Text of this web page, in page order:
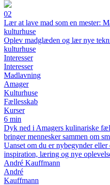
02
Lær at lave mad som en mester:
kulturhuse
Oplev madglæden og lær nye
kulturhuse
Interesser
Interesser
Madlavning
Amager
Kulturhuse
Fællesskab
Kurser
6 min
Dyk ned i Amagers kulinariske
bringer mennesker sammen om
Uanset om du er nybegynder
inspiration, læring og nye
André Kauffmann
André
Kauffmann